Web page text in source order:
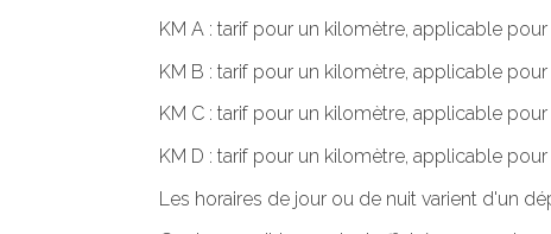
KM A : tarif pour un kilomètre, applicable
KM B : tarif pour un kilomètre, applicable
KM C : tarif pour un kilomètre, applicable
KM D : tarif pour un kilomètre, applicable
Les horaires de jour ou de nuit varient d'un